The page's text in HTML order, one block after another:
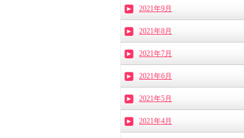
2021年9月
2021年8月
2021年7月
2021年6月
2021年5月
2021年4月